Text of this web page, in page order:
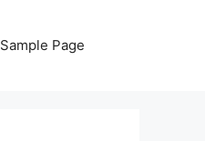
Sample Page